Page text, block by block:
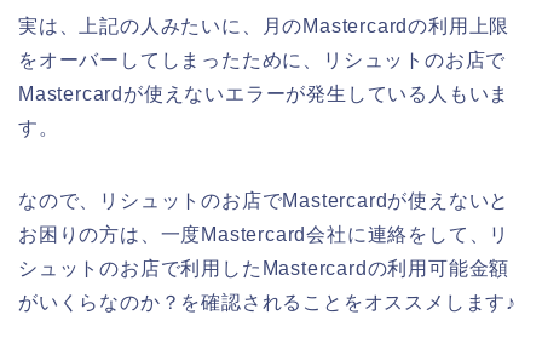
実は、上記の人みたいに、月のMastercardの利用上限
をオーバーしてしまったために、リシュットのお店で
Mastercardが使えないエラーが発生している人もいま
す。
なので、リシュットのお店でMastercardが使えないと
お困りの方は、一度Mastercard会社に連絡をして、リ
シュットのお店で利用したMastercardの利用可能金額
がいくらなのか？を確認されることをオススメします♪